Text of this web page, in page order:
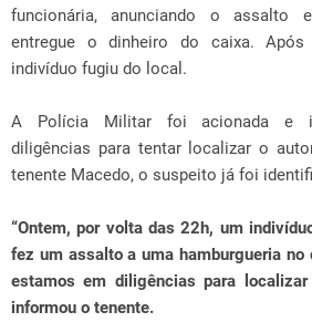
funcionária, anunciando o assalto
entregue o dinheiro do caixa.
indivíduo fugiu do local.
A Polícia Militar foi acionada e
diligências para tentar localizar o
tenente Macedo, o suspeito já foi
“Ontem, por volta das 22h, um
fez um assalto a uma hamburgueria no
estamos em diligências para localizar
informou o tenente.